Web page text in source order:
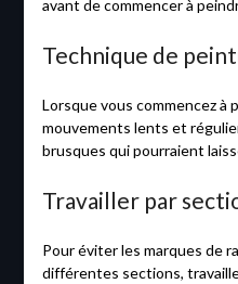
avant de commencer à
Technique de
Lorsque vous commencez à
mouvements lents et
brusques qui pourraient
Travailler par
Pour éviter les marques de
différentes sections,